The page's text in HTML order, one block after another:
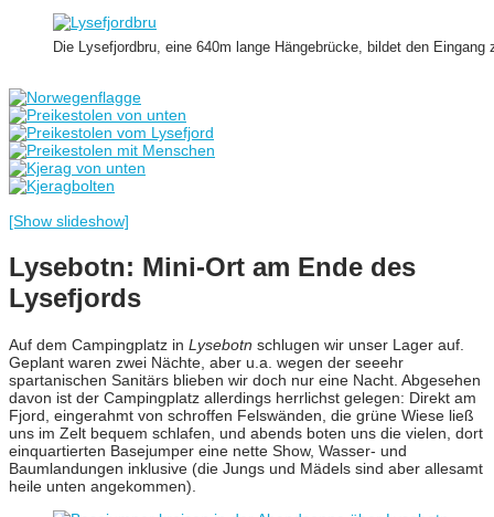
Die Lysefjordbru, eine 640m lange Hängebrücke, bildet den Eingang
[Show slideshow]
Lysebotn: Mini-Ort am Ende des
Lysefjords
Auf dem Campingplatz in Lysebotn schlugen wir unser Lager auf.
Geplant waren zwei Nächte, aber u.a. wegen der seeehr
spartanischen Sanitärs blieben wir doch nur eine Nacht. Abgesehen
davon ist der Campingplatz allerdings herrlichst gelegen: Direkt am
Fjord, eingerahmt von schroffen Felswänden, die grüne Wiese ließ
uns im Zelt bequem schlafen, und abends boten uns die vielen, dort
einquartierten Basejumper eine nette Show, Wasser- und
Baumlandungen inklusive (die Jungs und Mädels sind aber allesamt
heile unten angekommen).